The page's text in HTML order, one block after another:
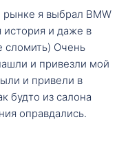
рынке я выбрал BMW
история и даже в
сломить) Очень
и привезли мой
и привели в
будто из салона
оправдались.